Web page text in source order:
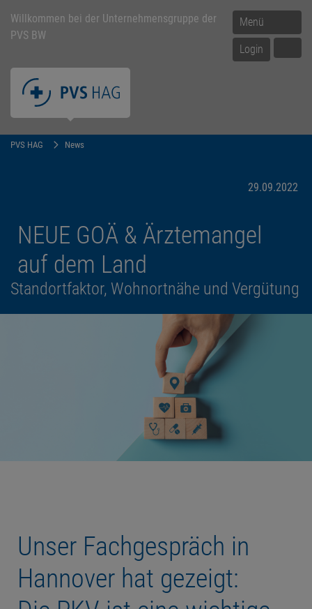
Menü
Login
Willkommen bei der Unternehmensgruppe der
PVS BW
PVS HAG News
29.09.2022
NEUE GOÄ & Ärztemangel
auf dem Land
Standortfaktor, Wohnortnähe und Vergütung
Unser Fachgespräch in
Hannover hat gezeigt: